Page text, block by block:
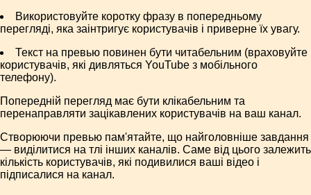
Використовуйте коротку фразу в попередньому
перегляді, яка заінтригує користувачів і приверне їх увагу.
Текст на превью повинен бути читабельним (враховуйте
користувачів, які дивляться YouTube з мобільного
телефону).
Попередній перегляд має бути клікабельним та
перенаправляти зацікавлених користувачів на ваш канал.
Створюючи превью пам'ятайте, що найголовніше завдання
— виділитися на тлі інших каналів. Саме від цього залежить
кількість користувачів, які подивилися ваші відео і
підписалися на канал.